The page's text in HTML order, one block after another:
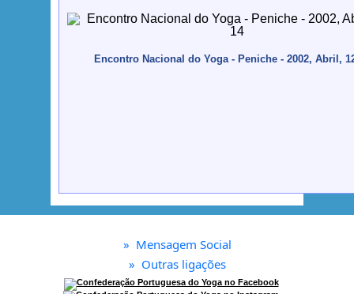
Encontro Nacional do Yoga - Peniche - 2002, Abril,
» Mensagem Social
» Outras ligações